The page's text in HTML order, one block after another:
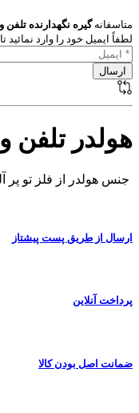
متاسفانهگیره نگهدارنده
لطفاً ایمیل خود را وارد
هولدر تلفن
جنس هولدر از فلز تو پر
ارسال از طریق پست پیشتاز
پرداخت آنلاین
ضمانت اصل بودن کالا